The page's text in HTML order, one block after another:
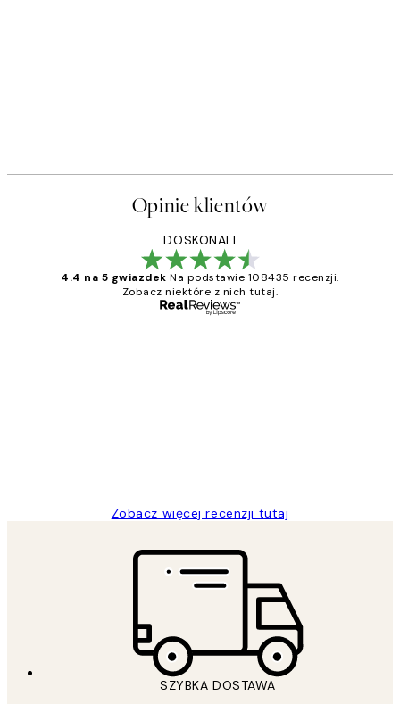
Opinie klientów
DOSKONALI
4.4 na 5 gwiazdek Na podstawie 108435 recenzji.
Zobacz niektóre z nich tutaj.
Zobacz więcej recenzji tutaj
SZYBKA DOSTAWA